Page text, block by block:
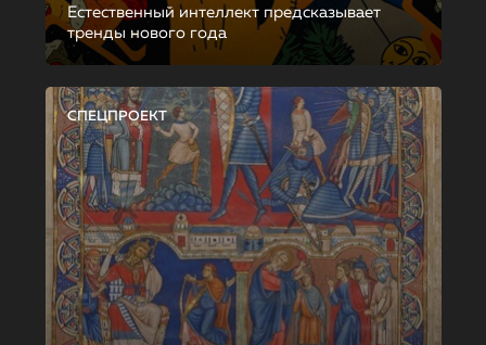
Естественный интеллект предсказывает
тренды нового года
СПЕЦПРОЕКТ